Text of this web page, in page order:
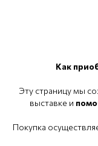
Как
Эту страницу мы
выставке и
Покупка